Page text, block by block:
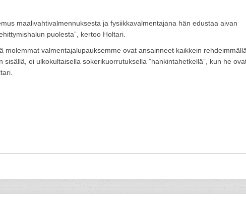
maalivahtivalmennuksesta ja fysiikkavalmentajana hän edustaa aivan
puolesta”, kertoo Holtari.
molemmat valmentajalupauksemme ovat ansainneet kaikkein
ei ulkokultaisella sokerikuorrutuksella ”hankintahetkellä”, kun he